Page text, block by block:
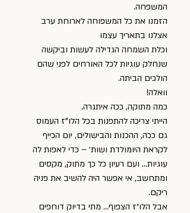
המשפחה.
הזמנו את כל המשפוחה לארוחת ערב
אצלנו בתאריך עצמו
וכלת השמחה הגדילה לעשות וביקשה
שנחלק עוגיות לכל האורחים לפני שהם
הולכים הביתה.
וואלה!
כמה מתוקה, ככה איתגרה.
הייתי צריכה להתפנות בכל הלו"ז העמוס
גם ככה, ההכנות והבישולים, יום הכייף
לקראת היומולדת ושות׳ – כדי לאפות לה
עוגיות… ועם רעיון כל כך מתוק, מקסים
ומתחשב, אי אפשר היה להשיב את פניה
ריקם.
אבל הלו״ז הצפוף… מתי בדיוק דוחפים